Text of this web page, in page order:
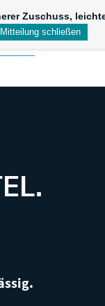
Zuschuss,
Mitteilung schließen